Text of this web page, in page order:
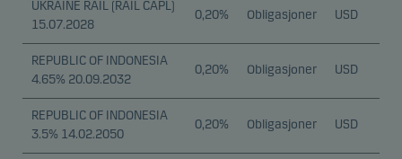
UKRAINE RAIL (RAIL CAPL)
15.07.2028
0,20% Obligasjoner USD
REPUBLIC OF INDONESIA
4.65% 20.09.2032
0,20% Obligasjoner USD
REPUBLIC OF INDONESIA
3.5% 14.02.2050
0,20% Obligasjoner USD